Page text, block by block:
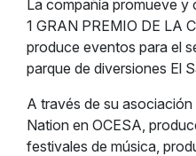
La compañía promueve y
1 GRAN PREMIO DE LA
produce eventos para el
parque de diversiones El
A través de su
Nation en OCESA,
festivales de música,